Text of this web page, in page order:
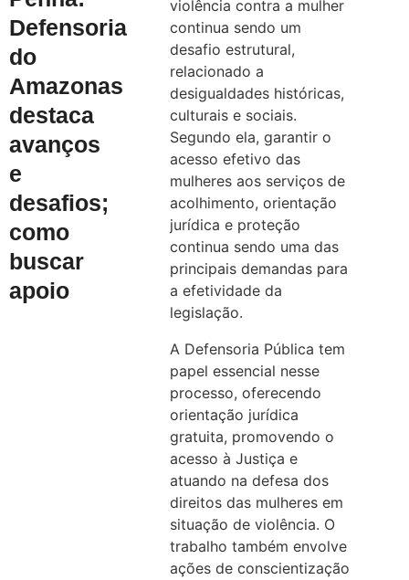
Defensoria
do
Amazonas
destaca
avanços
e
desafios;
como
buscar
apoio
violência contra a mulher
continua sendo um
desafio estrutural,
relacionado a
desigualdades históricas,
culturais e sociais.
Segundo ela, garantir o
acesso efetivo das
mulheres aos serviços de
acolhimento, orientação
jurídica e proteção
continua sendo uma das
principais demandas para
a efetividade da
legislação.
A Defensoria Pública tem
papel essencial nesse
processo, oferecendo
orientação jurídica
gratuita, promovendo o
acesso à Justiça e
atuando na defesa dos
direitos das mulheres em
situação de violência. O
trabalho também envolve
ações de conscientização